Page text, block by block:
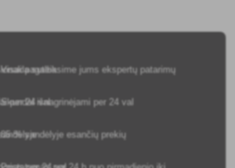
Visada suteiksime jums ekspertų patarimų
Skundai išnagrinėjami per 24 val
85 % sandėlyje esančių prekių